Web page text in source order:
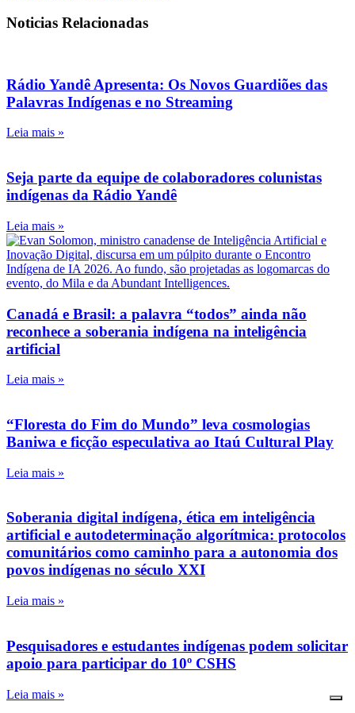
Noticias Relacionadas
Rádio Yandê Apresenta: Os Novos Guardiões das
Palavras Indígenas e no Streaming
Leia mais »
Seja parte da equipe de colaboradores colunistas
indígenas da Rádio Yandê
Leia mais »
Canadá e Brasil: a palavra “todos” ainda não
reconhece a soberania indígena na inteligência
artificial
Leia mais »
“Floresta do Fim do Mundo” leva cosmologias
Baniwa e ficção especulativa ao Itaú Cultural Play
Leia mais »
Soberania digital indígena, ética em inteligência
artificial e autodeterminação algorítmica: protocolos
comunitários como caminho para a autonomia dos
povos indígenas no século XXI
Leia mais »
Pesquisadores e estudantes indígenas podem solicitar
apoio para participar do 10º CSHS
Leia mais »